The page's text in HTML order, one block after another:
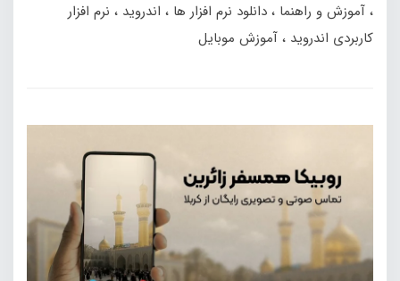
آموزش و راهنما
دانلود نرم افزار ها اندروید
نرم افزار
کاربردی اندروید
آموزش موبایل